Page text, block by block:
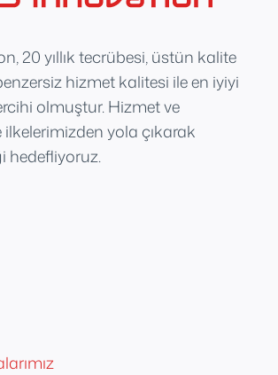
20 yıllık tecrübesi, üstün kalite
hizmet kalitesi ile en iyiyi
olmuştur. Hizmet ve
yola çıkarak
hedefliyoruz.